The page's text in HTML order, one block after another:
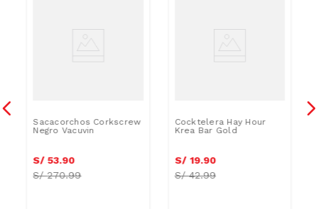
Sacacorchos Corkscrew
Negro Vacuvin
S/ 53.90
S/270.99
Cocktelera Hay Hour
Krea Bar Gold
S/ 19.90
S/42.99